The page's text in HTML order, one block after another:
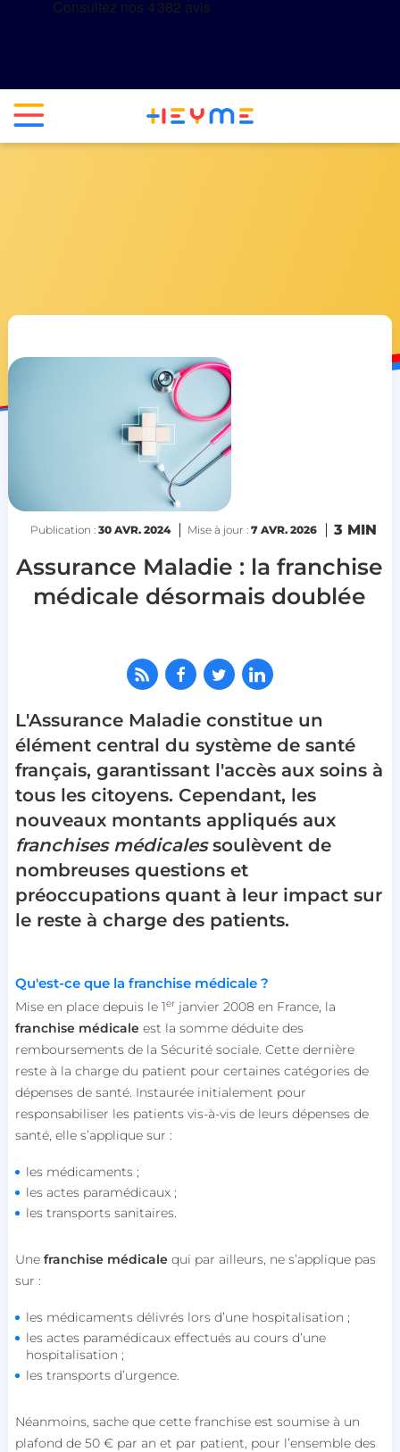
Publication : 30 AVR. 2024 Mise à jour : 7 AVR. 2026 3 MIN
Assurance Maladie : la franchise
médicale désormais doublée
L'Assurance Maladie constitue un
élément central du système de santé
français, garantissant l'accès aux soins à
tous les citoyens. Cependant, les
nouveaux montants appliqués aux
franchises médicalessoulèvent de
nombreuses questions et
préoccupations quant à leur impact sur
le reste à charge des patients.
Qu'est-ce que la franchise médicale ?
Mise en place depuis le 1erjanvier 2008 en France, la
franchise médicaleest la somme déduite des
remboursements de la Sécurité sociale. Cette dernière
reste à la charge du patient pour certaines catégories de
dépenses de santé. Instaurée initialement pour
responsabiliser les patients vis-à-vis de leurs dépenses de
santé, elle s’applique sur :
les médicaments ;
les actes paramédicaux ;
les transports sanitaires.
Une franchise médicale qui par ailleurs, ne s’applique pas
sur :
les médicaments délivrés lors d’une hospitalisation ;
les actes paramédicaux effectués au cours d’une
hospitalisation ;
les transports d’urgence.
Néanmoins, sache que cette franchise est soumise à un
plafond de 50 € par an et par patient, pour l’ensemble des